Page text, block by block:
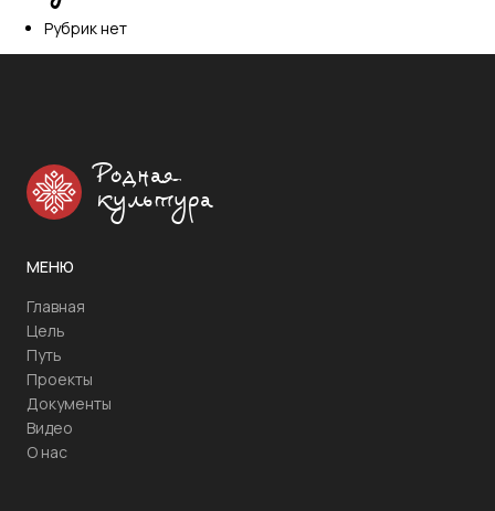
Рубрик нет
Родная
культура
МЕНЮ
Главная
Цель
Путь
Проекты
Документы
Видео
О нас